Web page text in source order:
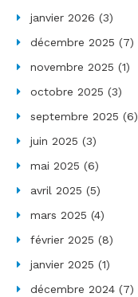
janvier 2026 (3)
décembre 2025 (7)
novembre 2025 (1)
octobre 2025 (3)
septembre 2025 (6)
juin 2025 (3)
mai 2025 (6)
avril 2025 (5)
mars 2025 (4)
février 2025 (8)
janvier 2025 (1)
décembre 2024 (7)